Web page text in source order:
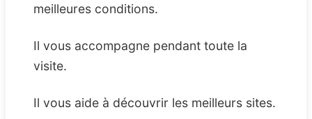
meilleures conditions.
Il vous accompagne pendant toute la
visite.
Il vous aide à découvrir les meilleurs sites.